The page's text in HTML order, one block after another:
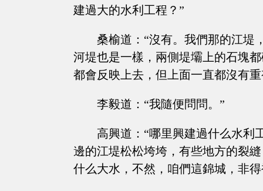
建過大的水利工程？”
桑榆道：“沒有。我們那的江堤
河堤也是一樣，兩側堤壩上的石塊
都會反映上去，但上面一直都沒有
李毅道：“我隨便問問。”
高興道：“哪里興建過什么水利
邊的江堤松松垮垮，有些地方的裂
什么大水，不然，咱們這錦城，非